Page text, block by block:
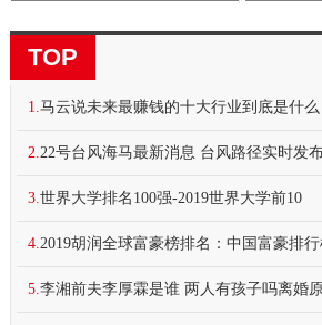
TOP
1.马云说未来最赚钱的十大行业到底是什么
2.22号台风海马最新消息 台风路径实时发
3.世界大学排名100强-2019世界大学前10
4.2019胡润全球富豪榜排名：中国富豪排
5.李湘前夫李厚霖是谁 两人有孩子吗离婚